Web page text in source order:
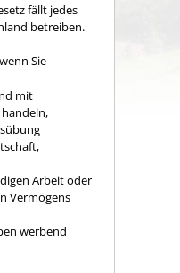
fällt jedes
betreiben.
Sie
mit
Arbeit oder
Vermögens
werbend